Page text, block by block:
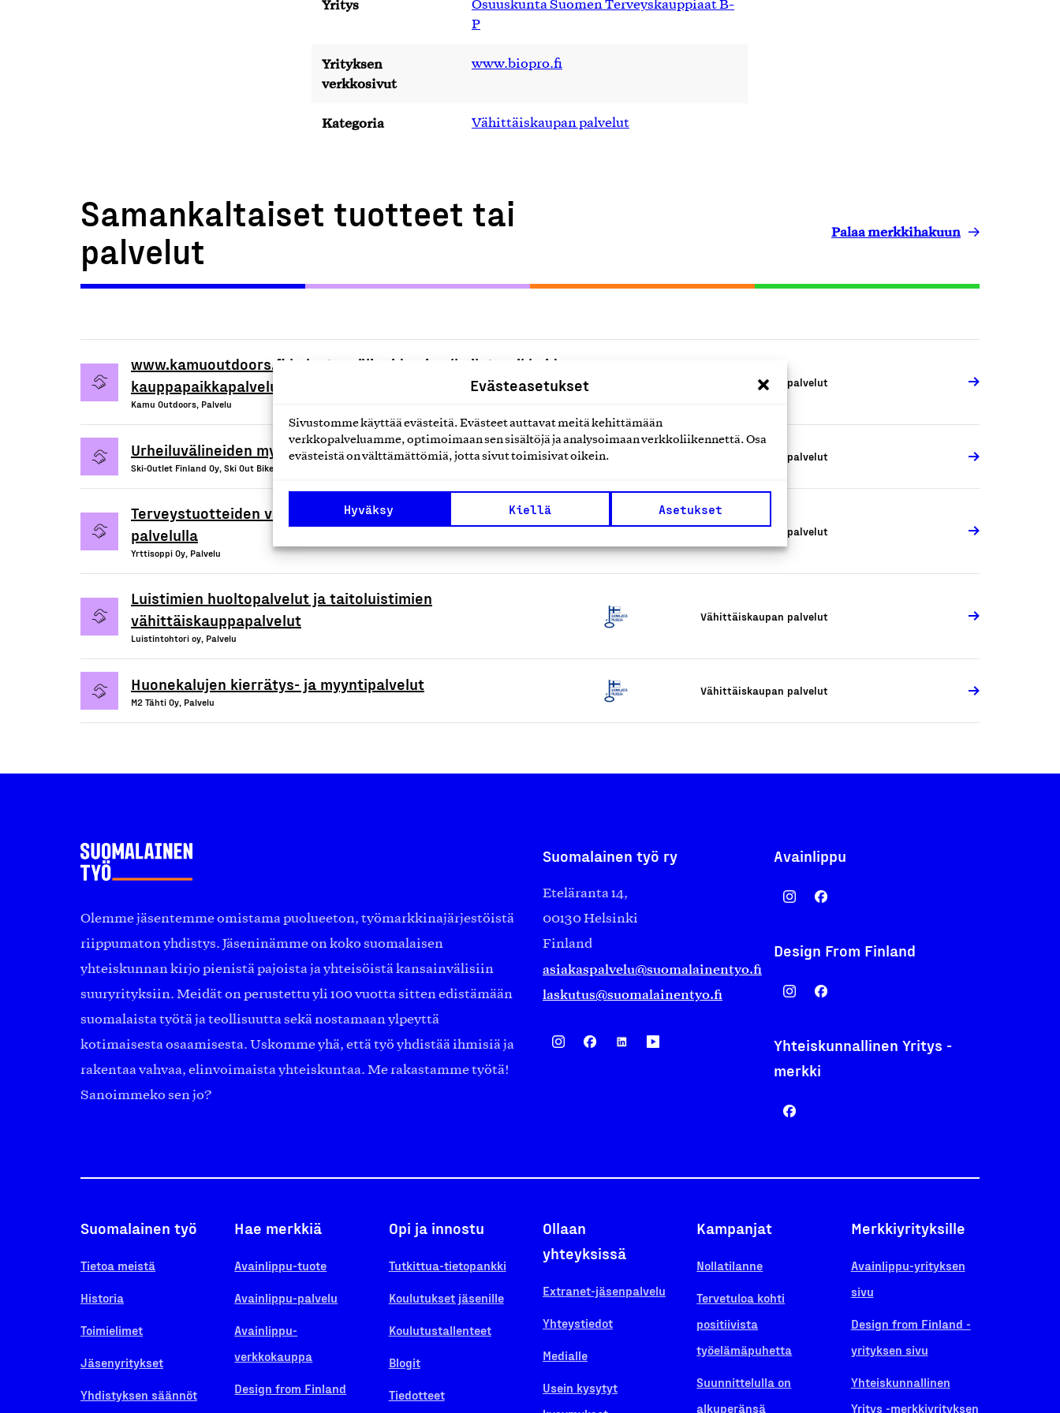
Evästeasetukset
Sivustomme käyttää evästeitä. Evästeet auttavat meitä kehittämään
verkkopalveluamme, optimoimaan sen sisältöjä ja analysoimaan verkkoliikennettä. Osa
evästeistä on välttämättömiä, jotta sivut toimisivat oikein.
Hyväksy Kiellä Asetukset
Yritys
Osuuskunta Suomen Terveyskauppiaat B-
P
Yrityksen
verkkosivut
www.biopro.fi
Kategoria Vähittäiskaupan palvelut
Samankaltaiset tuotteet tai
palvelut
Palaa merkkihakuun
www.kamuoutdoors.fi kalastusvälineiden ja ulkoilutarvikkeiden
kauppapaikkapalvelu
Kamu Outdoors, Palvelu
Vähittäiskaupan palvelut
Urheiluvälineiden myynti- ja huoltopalvelu
Ski-Outlet Finland Oy, Ski Out Bike, Palvelu
Vähittäiskaupan palvelut
Terveystuotteiden vähittäiskauppapalvelut, henkilökohtaisella
palvelulla
Yrttisoppi Oy, Palvelu
Vähittäiskaupan palvelut
Luistimien huoltopalvelut ja taitoluistimien
vähittäiskauppapalvelut
Luistintohtori oy, Palvelu
Vähittäiskaupan palvelut
Huonekalujen kierrätys- ja myyntipalvelut
M2 Tähti Oy, Palvelu
Vähittäiskaupan palvelut
Olemme jäsentemme omistama puolueeton, työmarkkinajärjestöistä
riippumaton yhdistys. Jäseninämme on koko suomalaisen
yhteiskunnan kirjo pienistä pajoista ja yhteisöistä kansainvälisiin
suuryrityksiin. Meidät on perustettu yli 100 vuotta sitten edistämään
suomalaista työtä ja teollisuutta sekä nostamaan ylpeyttä
kotimaisesta osaamisesta. Uskomme yhä, että työ yhdistää ihmisiä ja
rakentaa vahvaa, elinvoimaista yhteiskuntaa. Me rakastamme työtä!
Sanoimmeko sen jo?
Suomalainen työ ry
Eteläranta 14,
00130 Helsinki
Finland
asiakaspalvelu@suomalainentyo.fi
laskutus@suomalainentyo.fi
Avainlippu
Design From Finland
Yhteiskunnallinen Yritys -
merkki
Suomalainen työ
Tietoa meistä
Historia
Toimielimet
Jäsenyritykset
Yhdistyksen säännöt
Hae merkkiä
Avainlippu-tuote
Avainlippu-palvelu
Avainlippu-
verkkokauppa
Design from Finland
Opi ja innostu
Tutkittua-tietopankki
Koulutukset jäsenille
Koulutustallenteet
Blogit
Tiedotteet
Ollaan
yhteyksissä
Extranet-jäsenpalvelu
Yhteystiedot
Medialle
Usein kysytyt
Kampanjat
Nollatilanne
Tervetuloa kohti
positiivista
työelämäpuhetta
Suunnittelulla on
alkuperänsä
Merkkiyrityksille
Avainlippu-yrityksen
sivu
Design from Finland -
yrityksen sivu
Yhteiskunnallinen
Yritys -merkkiyrityksen